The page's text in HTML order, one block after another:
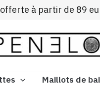
à partir de 89
Maillots de